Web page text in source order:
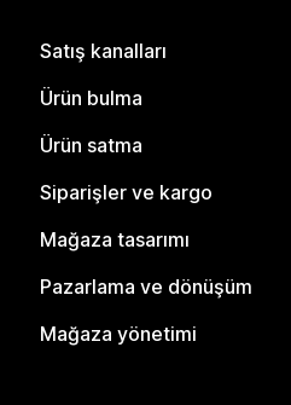
Satış kanalları
Ürün bulma
Ürün satma
Siparişler ve kargo
Mağaza tasarımı
Pazarlama ve dönüşüm
Mağaza yönetimi